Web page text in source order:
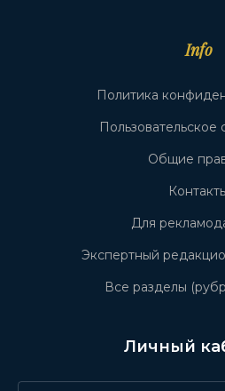
Info
Политика
Пользовательское
Общие
Для
Экспертный
Все разделы
Личный